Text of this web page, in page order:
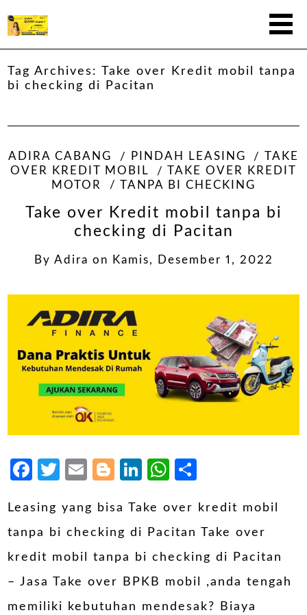
Tag Archives:Take over Kredit mobil tanpa
bi checking di Pacitan
ADIRA CABANG PINDAH LEASING
TAKE
OVER KREDIT MOBIL
TAKE OVER KREDIT
MOTOR
TANPA BI CHECKING
Take over Kredit mobil tanpa bi
checking di Pacitan
By Adira on Kamis, Desember 1, 2022
Facebook
Twitter
EmailBlogger
LinkedIn
WhatsApp
Leasing yang bisa Take over kredit mobil
tanpa bi checking di Pacitan Take over
kredit mobil tanpa bi checking di Pacitan
– Jasa Take over BPKB mobil ,anda tengah
memiliki kebutuhan mendesak? Biaya